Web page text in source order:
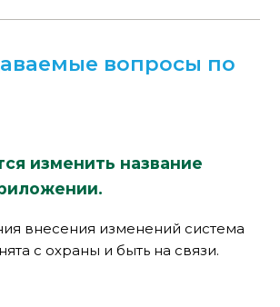
вопросы по
изменить название
внесения изменений система
с охраны и быть на связи.